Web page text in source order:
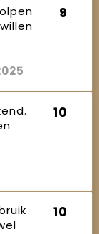
9
10
10